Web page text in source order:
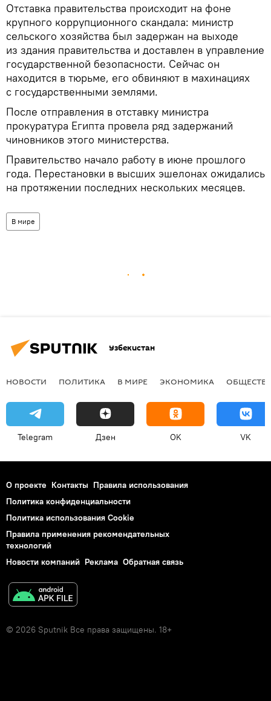
Отставка правительства происходит на фоне
крупного коррупционного скандала: министр
сельского хозяйства был задержан на выходе
из здания правительства и доставлен в управление
государственной безопасности. Сейчас он
находится в тюрьме, его обвиняют в махинациях
с государственными землями.
После отправления в отставку министра
прокуратура Египта провела ряд задержаний
чиновников этого министерства.
Правительство начало работу в июне прошлого
года. Перестановки в высших эшелонах ожидались
на протяжении последних нескольких месяцев.
В мире
Узбекистан
НОВОСТИ ПОЛИТИКА В МИРЕ ЭКОНОМИКА
Telegram Дзен OK VK
О проекте Контакты Правила использования
Политика конфиденциальности
Политика использования Cookie
Правила применения рекомендательных
технологий
Новости компаний Реклама Обратная связь
© 2026 Sputnik Все права защищены. 18+